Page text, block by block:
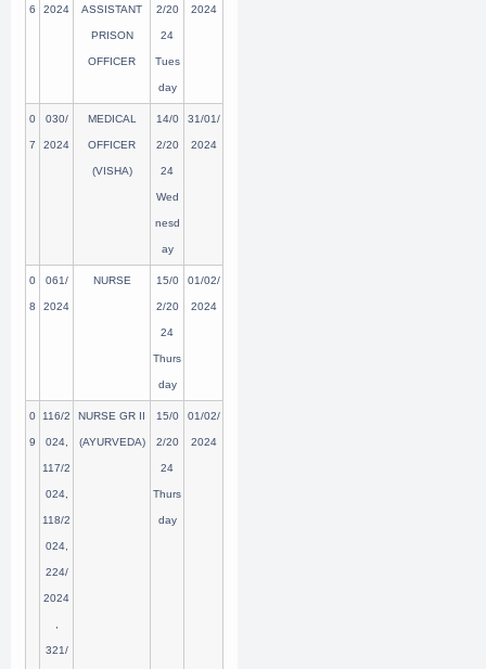
6 2024 ASSISTANT
PRISON
OFFICER
2/20
24
Tues
day
2024
0
7
030/
2024
MEDICAL
OFFICER
(VISHA)
14/0
2/20
24
Wed
nesd
ay
31/01/
2024
0
8
061/
2024
NURSE 15/0
2/20
24
Thurs
day
01/02/
2024
0
9
116/2
024,
117/2
024,
118/2
024,
224/
2024
,
321/
NURSE GR II
(AYURVEDA)
15/0
2/20
24
Thurs
day
01/02/
2024